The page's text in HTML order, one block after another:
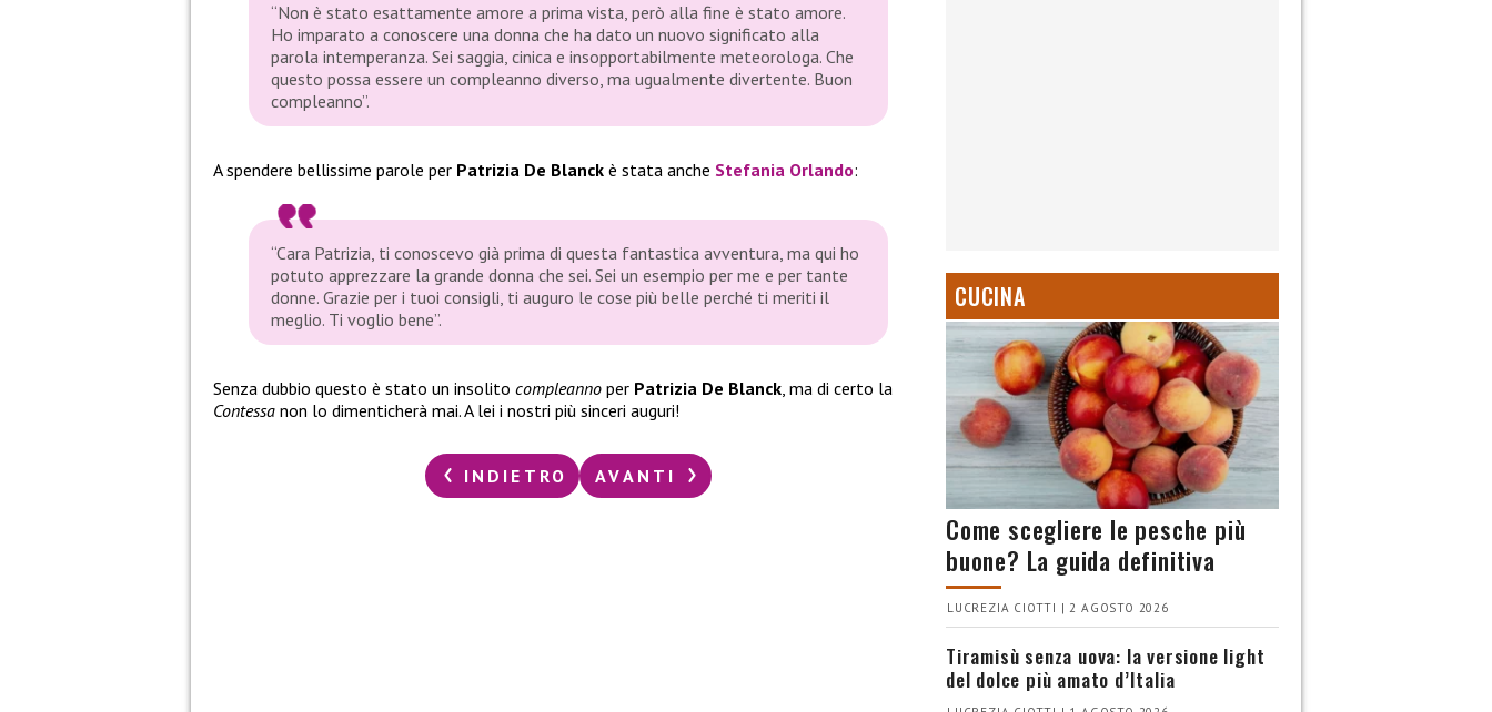
“Non è stato esattamente amore a prima vista, però alla fine è stato amore.
Ho imparato a conoscere una donna che ha dato un nuovo significato alla
parola intemperanza. Sei saggia, cinica e insopportabilmente meteorologa. Che
questo possa essere un compleanno diverso, ma ugualmente divertente. Buon
compleanno”.
A spendere bellissime parole per Patrizia De Blanck è stata anche Stefania Orlando:
“Cara Patrizia, ti conoscevo già prima di questa fantastica avventura, ma qui ho
potuto apprezzare la grande donna che sei. Sei un esempio per me e per tante
donne. Grazie per i tuoi consigli, ti auguro le cose più belle perché ti meriti il
meglio. Ti voglio bene”.
Senza dubbio questo è stato un insolito compleanno per Patrizia De Blanck, ma di certo la
Contessa non lo dimenticherà mai. A lei i nostri più sinceri auguri!
INDIETRO AVANTI
CUCINA
Come scegliere le pesche più
buone? La guida definitiva
LUCREZIA CIOTTI | 2 AGOSTO 2026
Tiramisù senza uova: la versione light
del dolce più amato d’Italia